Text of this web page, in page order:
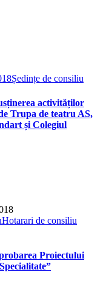
Ședințe de consiliu
activităților
Trupa de teatru AS,
și Colegiul
Hotarari de consiliu
Proiectului